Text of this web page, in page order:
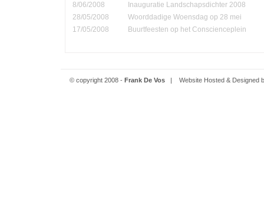
8/06/2008
Inauguratie Landschapsdichter 2008
28/05/2008
Woorddadige Woensdag op 28 mei
17/05/2008
Buurtfeesten op het Conscienceplein
© copyright 2008 - Frank De Vos| Website Hosted & Designed